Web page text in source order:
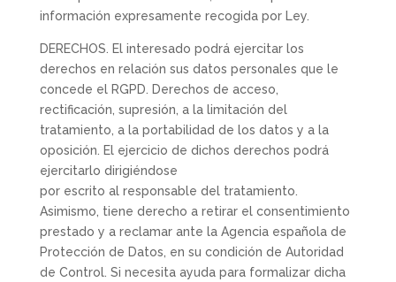
información expresamente recogida por Ley.
DERECHOS. El interesado podrá ejercitar los
derechos en relación sus datos personales que le
concede el RGPD. Derechos de acceso,
rectificación, supresión, a la limitación del
tratamiento, a la portabilidad de los datos y a la
oposición. El ejercicio de dichos derechos podrá
ejercitarlo dirigiéndose
por escrito al responsable del tratamiento.
Asimismo, tiene derecho a retirar el consentimiento
prestado y a reclamar ante la Agencia española de
Protección de Datos, en su condición de Autoridad
de Control. Si necesita ayuda para formalizar dicha